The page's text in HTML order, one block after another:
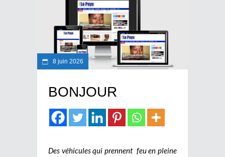
8 juin 2026
BONJOUR
Des véhicules qui prennent feu en pleine